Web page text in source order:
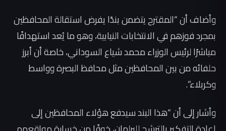
وأضاف أن “المقترح يتضمن بندًا يفرض استقالة المحافظين
بمجرد فوزهم في الانتخابات النيابية، وهو ما يُعد استهدافًا
مباشرًا لرئيس الوزراء محمد شياع السوداني، خاصة أن أبرز
حلفائه من بين المحافظين مثل محافظ البصرة وواسط
وكربلاء”.
وأشار إلى أن “هذا البند سيدفع هؤلاء المحافظين إلى